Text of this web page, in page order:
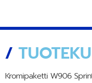
/
Kromipaketti W906